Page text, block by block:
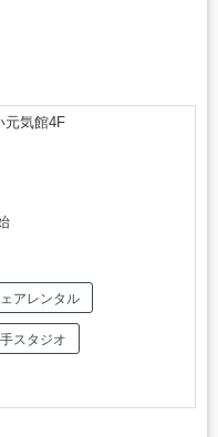
元気館4F
アレンタル
スタジオ